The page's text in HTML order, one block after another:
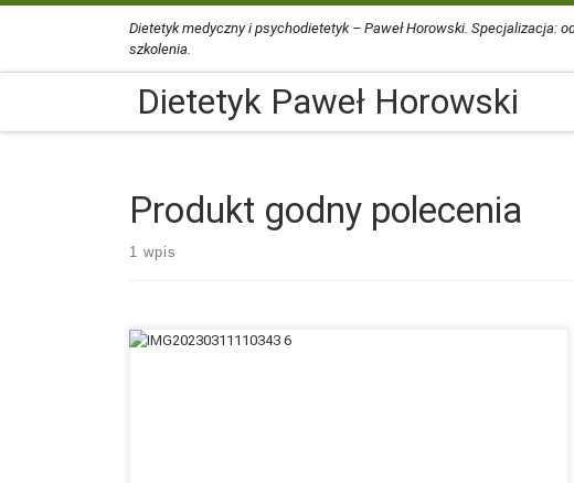
Przejdź do treściDietetyk medyczny i psychodietetyk – Paweł Horowski. Specjalizacja:
szkolenia.
Dietetyk Paweł Horowski
Produkt godny polecenia
1 wpis